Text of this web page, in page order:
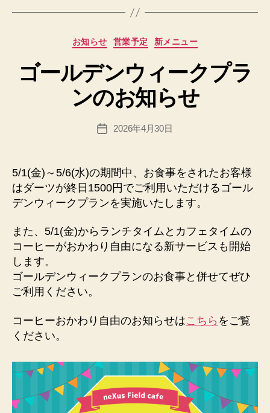
カ
ゴ
リ
ー
お知らせ 営業予定 新メニュー
ゴールデンウィークプラ
ンのお知らせ
投
稿
:
h
a
d
m
@
x
u
sfi
el
n
et
投
2026年4月30日
5/1(金)～5/6(水)の期間中、お食事をされたお客様
はダーツが終日1500円でご利用いただけるゴール
デンウィークプランを実施いたします。
また、5/1(金)からランチタイムとカフェタイムの
コーヒーがおかわり自由になる新サービスも開始
します。
ゴールデンウィークプランのお食事と併せてぜひ
ご利用ください。
コーヒーおかわり自由のお知らせはこちら をご覧
ください。